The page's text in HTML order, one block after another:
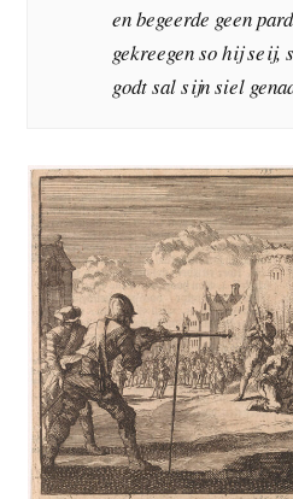
en begeerde geen
gekreegen so hij
godt sal sijn siel